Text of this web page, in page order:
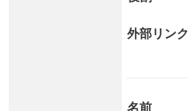
外部リンク
名前